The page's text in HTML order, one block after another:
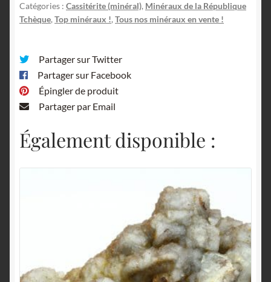
Catégories : Cassitérite (minéral), Minéraux de la République
Tchèque, Top minéraux !, Tous nos minéraux en vente !
Partager sur Twitter
Partager sur Facebook
Épingler de produit
Partager par Email
Également disponible :